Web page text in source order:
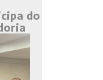
do